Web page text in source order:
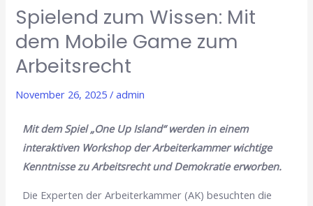
Spielend zum Wissen: Mit
dem Mobile Game zum
Arbeitsrecht
November 26, 2025/admin
Mit dem Spiel „One Up Island“ werden in einem
interaktiven Workshop der Arbeiterkammer wichtige
Kenntnisse zu Arbeitsrecht und Demokratie erworben.
Die Experten der Arbeiterkammer (AK) besuchten die
Arbeitsrecht